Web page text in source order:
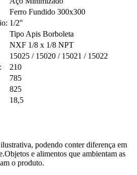
Ferro Fundido 300x300
1/2"
Tipo Apis Borboleta
NXF 1/8 x 1/8 NPT
15025 / 15020 / 15021 / 15022
210
785
825
18,5
podendo conter diferença em
e alimentos que ambientam as
o produto.